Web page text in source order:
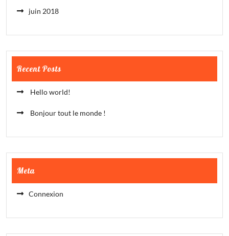
juin 2018
Recent Posts
Hello world!
Bonjour tout le monde !
Meta
Connexion